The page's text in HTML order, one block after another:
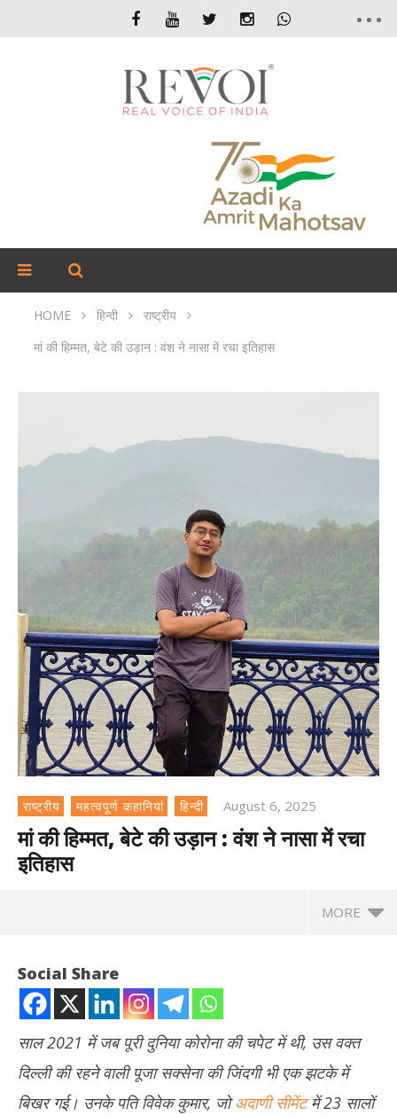
HOME हिन्दी
राष्ट्रीय
मां की हिम्मत, बेटे की उड़ान : वंश ने नासा में रचा इतिहास
राष्ट्रीय महत्वपूर्ण कहानियां हिन्दी August 6, 2025
मां की हिम्मत, बेटे की उड़ान : वंश ने नासा में रचा
इतिहास
MORE
Social Share
साल 2021 में जब पूरी दुनिया कोरोना की चपेट में थी, उस वक्त
दिल्ली की रहने वाली पूजा सक्सेना की जिंदगी भी एक झटके में
बिखर गई। उनके पति विवेक कुमार, जोअदाणी सीमेंटमें 23 सालों